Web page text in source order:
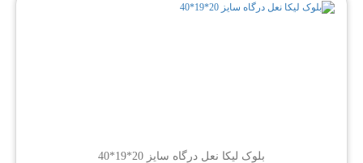
بلوک لیکا نعل درگاه سایز 20*19*40